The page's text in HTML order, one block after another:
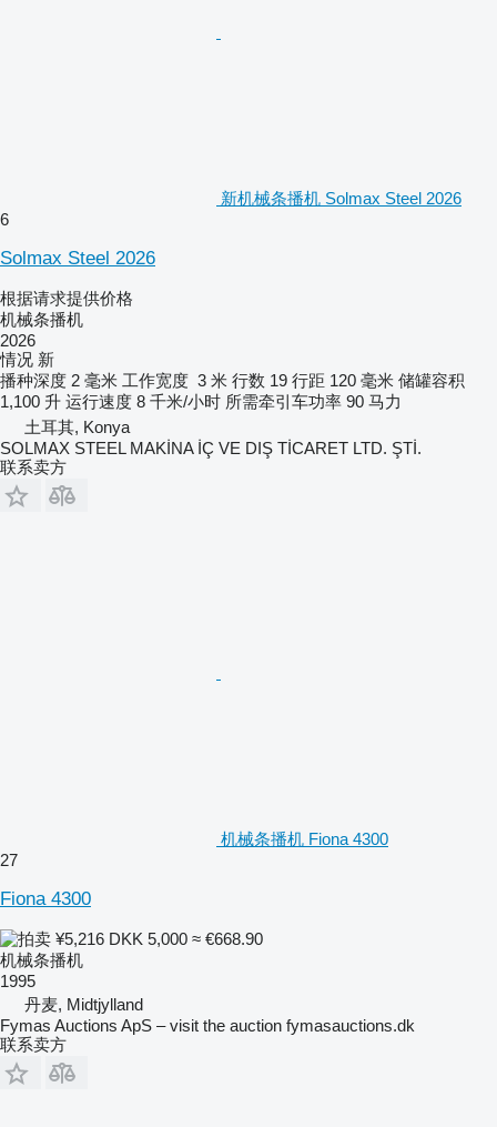
新机械条播机 Solmax Steel 2026
6
Solmax Steel 2026
根据请求提供价格
机械条播机
2026
情况 新
播种深度 2 毫米 工作宽度 3 米 行数 19 行距 120 毫米 储罐容积
1,100 升 运行速度 8 千米/小时 所需牵引车功率 90 马力
土耳其, Konya
SOLMAX STEEL MAKİNA İÇ VE DIŞ TİCARET LTD. ŞTİ.
联系卖方
机械条播机 Fiona 4300
27
Fiona 4300
¥5,216 DKK 5,000 ≈ €668.90
机械条播机
1995
丹麦, Midtjylland
Fymas Auctions ApS – visit the auction fymasauctions.dk
联系卖方